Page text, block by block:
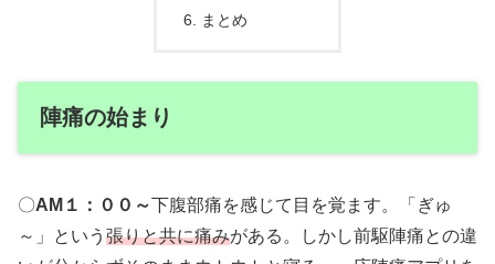
まとめ
陣痛の始まり
〇AM１：００～下腹部痛を感じて目を覚ます。「ぎゅ
～」という 張りと共に痛みがある。しかし前駆陣痛との違